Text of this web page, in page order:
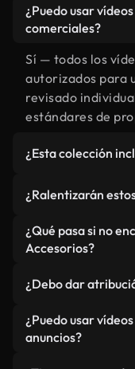
¿Puedo usar
comerciales?
Sí — todos los
autorizados para
revisado
estándares de
¿Esta colección
relacionado con
por IA. Todo
¿Ralentizarán
No si selecciona
para web,
métricas como
¿Qué pasa si no
Accesorios?
Studio. Describe
atardecer", y la
conforme a
¿Debo dar
No es necesario.
biblioteca son
¿Puedo usar
anuncios?